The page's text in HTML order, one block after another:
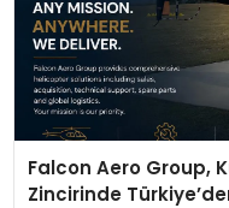
Falcon Aero Group,
Zincirinde